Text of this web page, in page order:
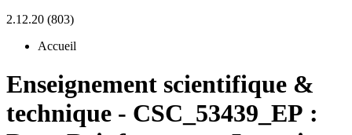
2.12.20 (803)
Accueil
Enseignement scientifique &
technique - CSC_53439_EP :